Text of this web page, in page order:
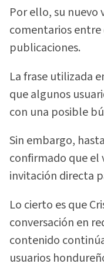
Por ello, su nuevo
comentarios entre
publicaciones.
La frase utilizada
que algunos
con una posible
Sin embargo,
confirmado que el
invitación directa
Lo cierto es que
conversación en
contenido
usuarios